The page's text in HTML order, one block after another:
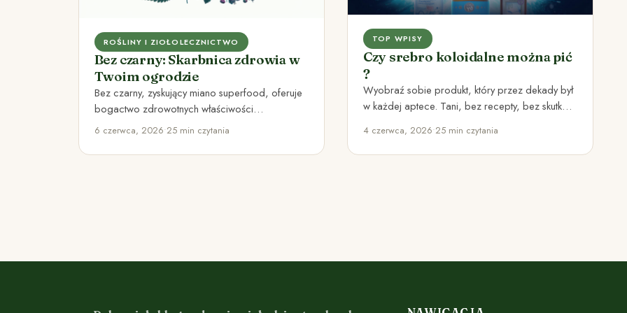
ROŚLINY I ZIOŁOLECZNICTWO
Bez czarny: Skarbnica zdrowia w
Twoim ogrodzie
Bez czarny, zyskujący miano superfood, oferuje
bogactwo zdrowotnych właściwości
prozdrowotnych, idealny do kuchni i ogrodu.
6 czerwca, 2026•25 min czytania
TOP WPISY
Czy srebro koloidalne można pić
?
Wyobraź sobie produkt, który przez dekady był
w każdej aptece. Tani, bez recepty, bez skutków
4 czerwca, 2026•25 min czytania